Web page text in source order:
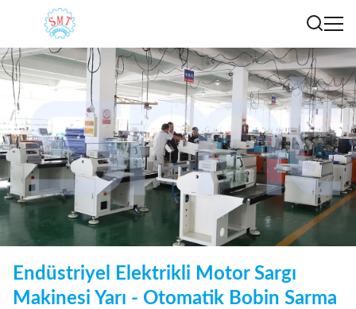
Endüstriyel Elektrikli Motor Sargı
Makinesi Yarı - Otomatik Bobin Sarma